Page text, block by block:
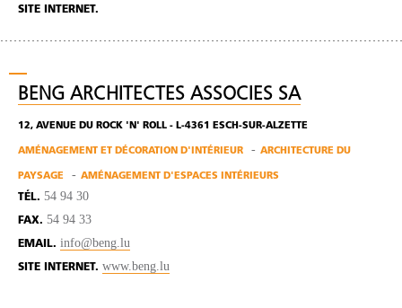
SITE INTERNET.
BENG ARCHITECTES ASSOCIES SA
12, AVENUE DU ROCK 'N' ROLL - L-4361 ESCH-SUR-ALZETTE
AMÉNAGEMENT ET DÉCORATION D'INTÉRIEUR ARCHITECTURE DU
PAYSAGE AMÉNAGEMENT D'ESPACES INTÉRIEURS
TÉL. 54 94 30
FAX. 54 94 33
EMAIL. info@beng.lu
SITE INTERNET. www.beng.lu